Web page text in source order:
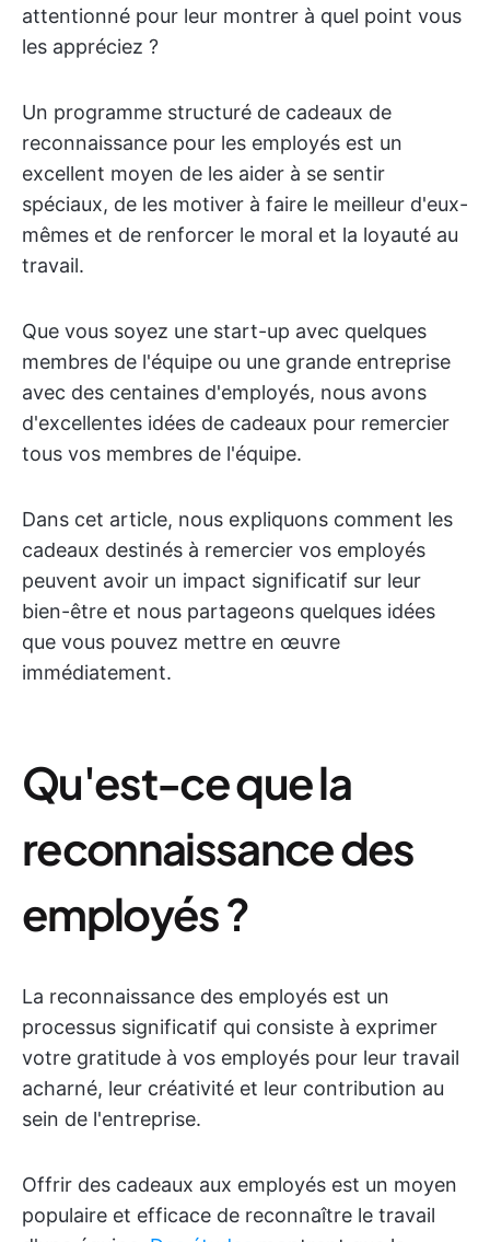
attentionné pour leur montrer à quel point vous
les appréciez ?
Un programme structuré de cadeaux de
reconnaissance pour les employés est un
excellent moyen de les aider à se sentir
spéciaux, de les motiver à faire le meilleur d'eux-
mêmes et de renforcer le moral et la loyauté au
travail.
Que vous soyez une start-up avec quelques
membres de l'équipe ou une grande entreprise
avec des centaines d'employés, nous avons
d'excellentes idées de cadeaux pour remercier
tous vos membres de l'équipe.
Dans cet article, nous expliquons comment les
cadeaux destinés à remercier vos employés
peuvent avoir un impact significatif sur leur
bien-être et nous partageons quelques idées
que vous pouvez mettre en œuvre
immédiatement.
Qu'est-ce que la
reconnaissance des
employés ?
La reconnaissance des employés est un
processus significatif qui consiste à exprimer
votre gratitude à vos employés pour leur travail
acharné, leur créativité et leur contribution au
sein de l'entreprise.
Offrir des cadeaux aux employés est un moyen
populaire et efficace de reconnaître le travail